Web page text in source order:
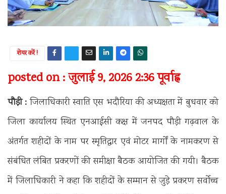
शेयर करें !
posted on : जुलाई 9, 2026 2:36 पूर्वाह्न
पौड़ी :जिलाधिकारी स्वाति एस भदौरिया की अध्यक्षता में बुधवार को
जिला कार्यालय स्थित एनआईसी कक्ष में जनपद पौड़ी गढ़वाल के
अंतर्गत शहीदों के नाम पर स्मृतिद्वार एवं मोटर मार्गों के नामकरण से
संबंधित लंबित प्रकरणों की समीक्षा बैठक आयोजित की गयी। बैठक
में जिलाधिकारी ने कहा कि शहीदों के सम्मान से जुड़े प्रकरण सर्वोच्च